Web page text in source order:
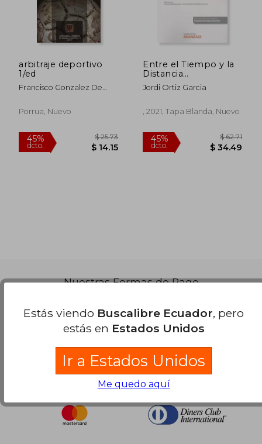
arbitraje deportivo
1/ed
Francisco Gonzalez De
Porrua, Nuevo
Entre el Tiempo y la
Distancia
Implicaciones
Criminologica
Jordi Ortiz Garcia
, 2021, Tapa Blanda, Nuevo
Nuestras Formas de Pago
Estás viendo Buscalibre Ecuador, pero
estás en Estados Unidos
Ir a Estados Unidos
Me quedo aquí